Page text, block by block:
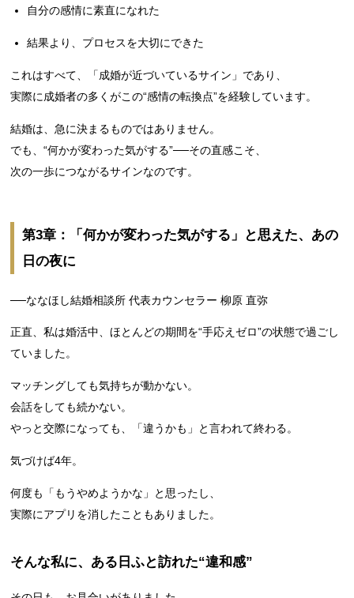
自分の感情に素直になれた
結果より、プロセスを大切にできた
これはすべて、「成婚が近づいているサイン」であり、
実際に成婚者の多くがこの“感情の転換点”を経験しています。
結婚は、急に決まるものではありません。
でも、“何かが変わった気がする”──その直感こそ、
次の一歩につながるサインなのです。
第3章：「何かが変わった気がする」と思えた、あの
日の夜に
──ななほし結婚相談所 代表カウンセラー 柳原 直弥
正直、私は婚活中、ほとんどの期間を“手応えゼロ”の状態で過ごし
ていました。
マッチングしても気持ちが動かない。
会話をしても続かない。
やっと交際になっても、「違うかも」と言われて終わる。
気づけば4年。
何度も「もうやめようかな」と思ったし、
実際にアプリを消したこともありました。
そんな私に、ある日ふと訪れた“違和感”